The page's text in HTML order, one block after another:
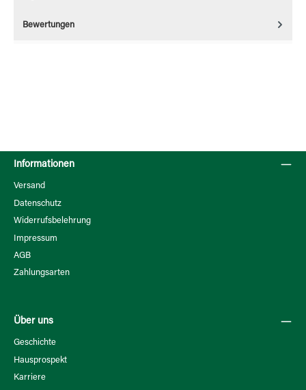
Bewertungen
Informationen
Versand
Datenschutz
Widerrufsbelehrung
Impressum
AGB
Zahlungsarten
Über uns
Geschichte
Hausprospekt
Karriere